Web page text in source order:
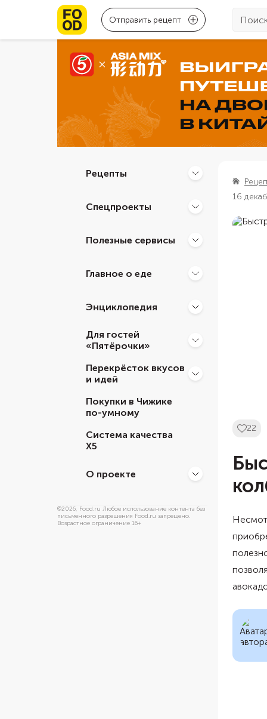
Отправить рецепт
Рецепты
Спецпроекты
Полезные сервисы
Главное о еде
Энциклопедия
Для гостей
«Пятёрочки»
Перекрёсток вкусов
и идей
Покупки в Чижике
по-умному
Система качества
Х5
О проекте
©2026, Food.ru Любое использование контента без
письменного разрешения Food.ru запрещено.
Возрастное ограничение 16+
16
22